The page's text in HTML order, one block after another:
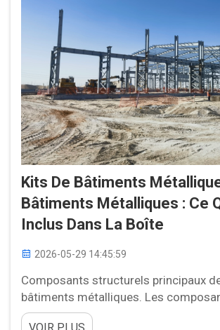
Kits De Bâtiments
Bâtiments Métalliques : Ce
Inclus Dans La Boîte
2026-05-29 14:45:59
Composants structurels principaux
bâtiments métalliques. Les
principaux constituent la fondation de